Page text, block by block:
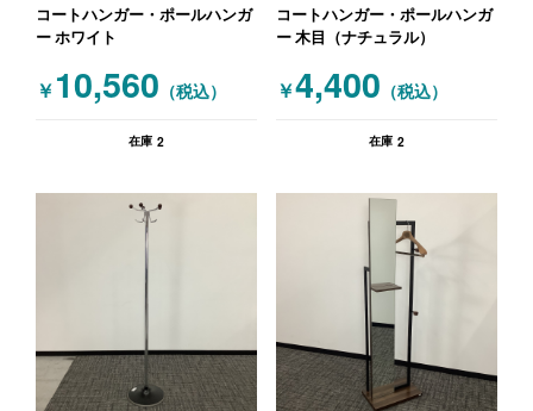
コートハンガー・ポールハンガ
ー ホワイト
￥ 10,560 （税込）
在庫 2
コートハンガー・ポールハンガ
ー 木目（ナチュラル）
￥4,400 （税込）
在庫 2